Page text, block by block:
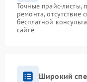
Точные прайс-листы,
ремонта, отсутствие
бесплатной
сайте
Широкий